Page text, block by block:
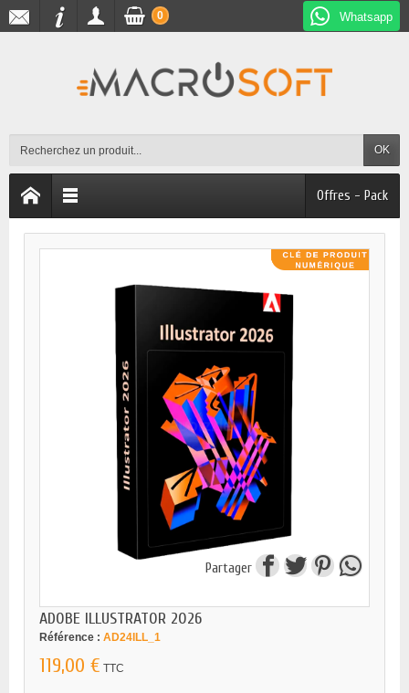
Whatsapp
OK
0
Offres - Pack
Partager
ADOBE ILLUSTRATOR 2026
Référence : AD24ILL_1
119,00 € TTC